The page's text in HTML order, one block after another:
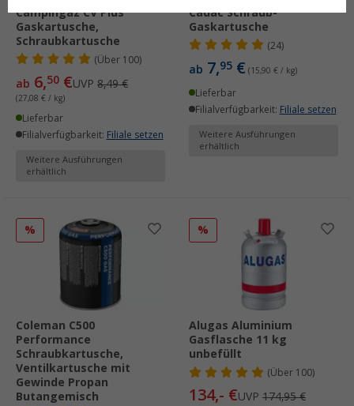
Campingaz CV Plus
Gaskartusche,
Schraubkartusche
(Über100)
ab 6,50 €UVP 8,49 €
(27,08 € / kg)
Lieferbar
Filialverfügbarkeit: Filiale setzen
Weitere Ausführungen
erhältlich
Cadac Schraub-
Gaskartusche
(24)
ab 7,95 € (15,90 € / kg)
Lieferbar
Filialverfügbarkeit: Filiale setzen
Weitere Ausführungen
erhältlich
%
Coleman C500
Performance
Schraubkartusche,
Ventilkartusche mit
Gewinde Propan
Butangemisch
%
Alugas Aluminium
Gasflasche 11 kg
unbefüllt
(Über100)
134,- €UVP 174,95 €